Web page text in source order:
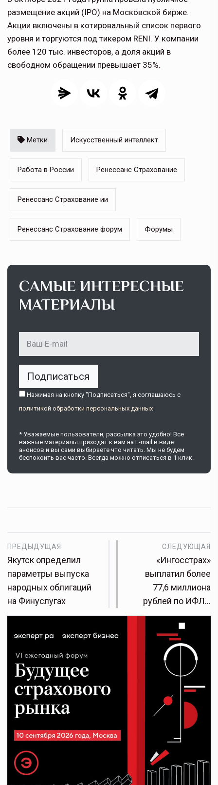
размещение акций (IPO) на Московской бирже.
Акции включены в котировальный список первого
уровня и торгуются под тикером RENI. У компании
более 120 тыс. инвесторов, а доля акций в
свободном обращении превышает 35%.
Метки Искусственный интеллект
Работа в России Ренессанс Страхование
Ренессанс Страхование ии
Ренессанс Страхование форум Форумы
САМЫЕ ИНТЕРЕСНЫЕ
МАТЕРИАЛЫ
Подписаться
Нажимая на кнопку "Подписаться", я соглашаюсь c
политикой обработки персональных данных
* Уважаемые пользователи, рассылка это удобно! Все
важные материалы приходят к вам на E-mail в виде
анонсов и вы сами выбираете что читать. Мы не будем
беспокоить вас часто. Всегда можно отписаться в 1 клик.
ПРЕДЫДУЩАЯ
Якутск определил
параметры выпуска
народных облигаций
на Финуслугах
СЛЕДУЮЩАЯ
«Ингосстрах»
выплатил более
77,6 миллиона
рублей по ИФЛ…